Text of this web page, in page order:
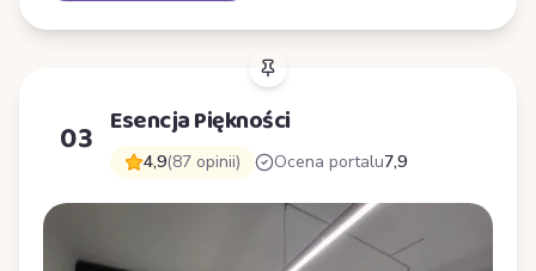
03 Esencja Piękności
4,9(87 opinii) Ocena portalu7,9